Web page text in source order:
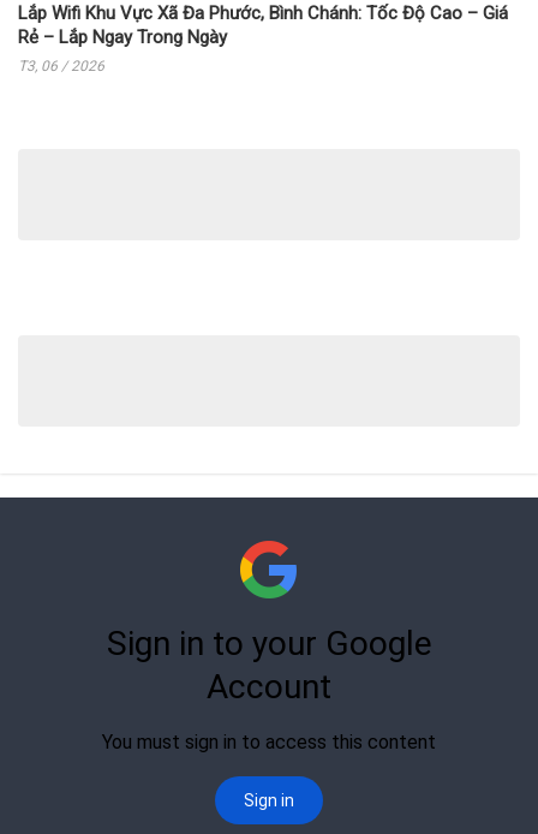
Lắp Wifi Khu Vực Xã Đa Phước, Bình Chánh: Tốc Độ Cao – Giá
Rẻ – Lắp Ngay Trong Ngày
T3, 06 / 2026